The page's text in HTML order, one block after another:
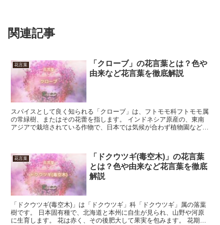
関連記事
花言葉
「クローブ」の花言葉とは？色や
由来など花言葉を徹底解説
スパイスとして良く知られる「クローブ」は、フトモモ科フトモモ属
の常緑樹、またはその花蕾を指します。 インドネシア原産の、東南
アジアで栽培されている作物で、日本では気候が合わず植物園などで
花言葉
「ドクウツギ(毒空木)」の花言葉
とは？色や由来など花言葉を徹底
解説
「ドクウツギ(毒空木)」は「ドクウツギ」科「ドクウツギ」属の落葉
樹です。 日本固有種で、北海道と本州に自生が見られ、山野や河原
に生育します。 花は赤く、その後肥大して果実を包みます。 花期は